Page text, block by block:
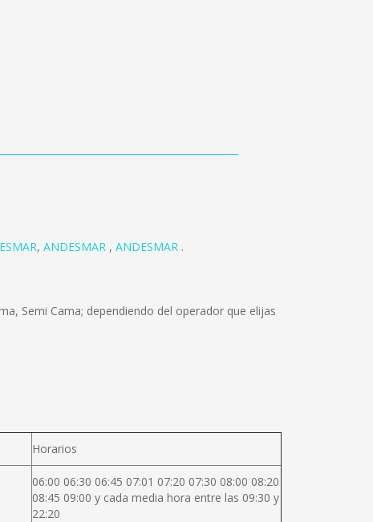
, ANDESMAR , ANDESMAR .
Semi Cama; dependiendo del operador que elijas
Horarios
06:00 06:30 06:45 07:01 07:20 07:30 08:00 08:20
08:45 09:00 y cada media hora entre las 09:30 y
22:20